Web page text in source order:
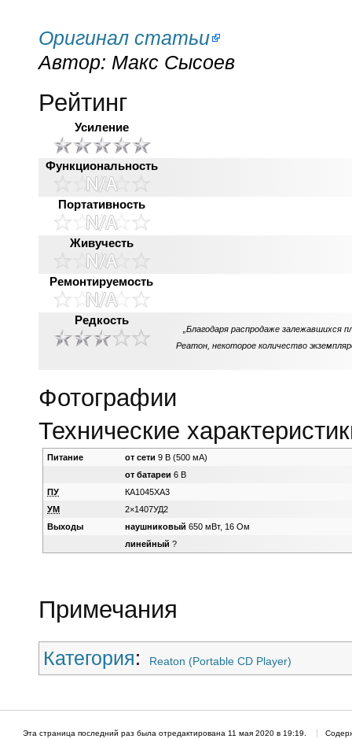
Оригинал статьи
Автор: Макс Сысоев
Рейтинг
Усиление
Функциональность
Портативность
Живучесть
Ремонтируемость
Редкость
„Благодаря распродаже залежавшихся
Реатон, некоторое количество
Фотографии
Технические
Питание от сети 9 В (500 мА)
от батареи 6 В
ПУ
КА1045ХА3
УМ
2×1407УД2
Выходы
наушниковый 650 мВт, 16 Ом
линейный ?
Примечания
Категория: Reaton (Portable CD Player)
Эта страница последний раз была отредактирована 11 мая 2020 в 19:19.